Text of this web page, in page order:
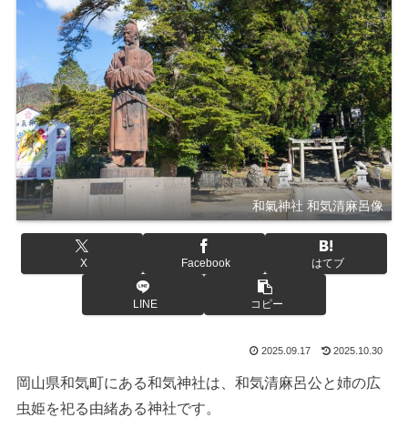
和氣神社 和気清麻呂像
X Facebook はてブ
LINE コピー
2025.09.17 2025.10.30
岡山県和気町にある和気神社は、和気清麻呂公と姉の広
虫姫を祀る由緒ある神社です。